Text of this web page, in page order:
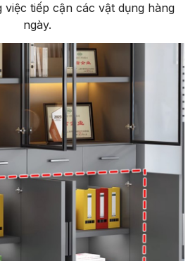
tiếp cận các vật dụng hàng
ngày.